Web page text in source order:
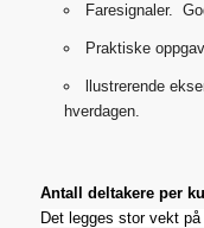
Faresignaler.
Praktiske
llustrerende
hverdagen.
Antall deltakere per
Det legges stor vekt